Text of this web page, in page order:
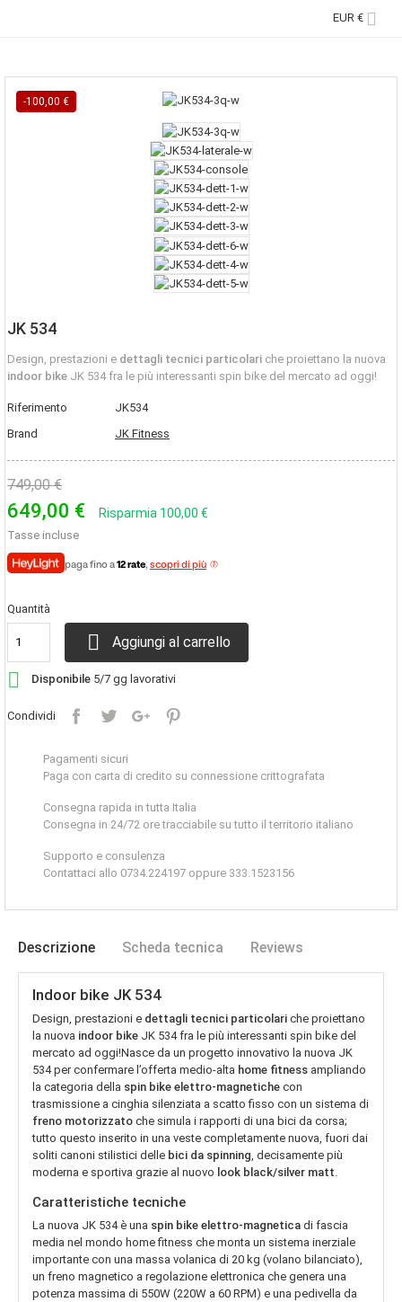
EUR € 
-100,00 €
JK 534
Design, prestazioni e dettagli tecnici particolari che proiettano la nuova
indoor bike JK 534 fra le più interessanti spin bike del mercato ad oggi!
Riferimento
JK534
Brand
JK Fitness
749,00 €
649,00 € Risparmia 100,00 €
Tasse incluse
paga fino a12 rate, scopri di più
Quantità
 Aggiungi al carrello
 Disponibile 5/7 gg lavorativi
Condividi
Pagamenti sicuri
Paga con carta di credito su connessione crittografata
Consegna rapida in tutta Italia
Consegna in 24/72 ore tracciabile su tutto il territorio italiano
Supporto e consulenza
Contattaci allo 0734.224197 oppure 333.1523156
Descrizione Scheda tecnica Reviews
Indoor bike JK 534
Design, prestazioni e dettagli tecnici particolari che proiettano
la nuova indoor bike JK 534 fra le più interessanti spin bike del
mercato ad oggi!Nasce da un progetto innovativo la nuova JK
534 per confermare l’offerta medio-alta home fitness ampliando
la categoria della spin bike elettro-magnetiche con
trasmissione a cinghia silenziata a scatto fisso con un sistema di
freno motorizzato che simula i rapporti di una bici da corsa;
tutto questo inserito in una veste completamente nuova, fuori dai
soliti canoni stilistici delle bici da spinning , decisamente più
moderna e sportiva grazie al nuovo look black/silver matt
Caratteristiche tecniche
La nuova JK 534 è una spin bike elettro-magnetica di fascia
media nel mondo home fitness che monta un sistema inerziale
importante con una massa volanica di 20 kg (volano bilanciato),
un freno magnetico a regolazione elettronica che genera una
potenza massima di 550W (220W a 60 RPM) e una pedivella da